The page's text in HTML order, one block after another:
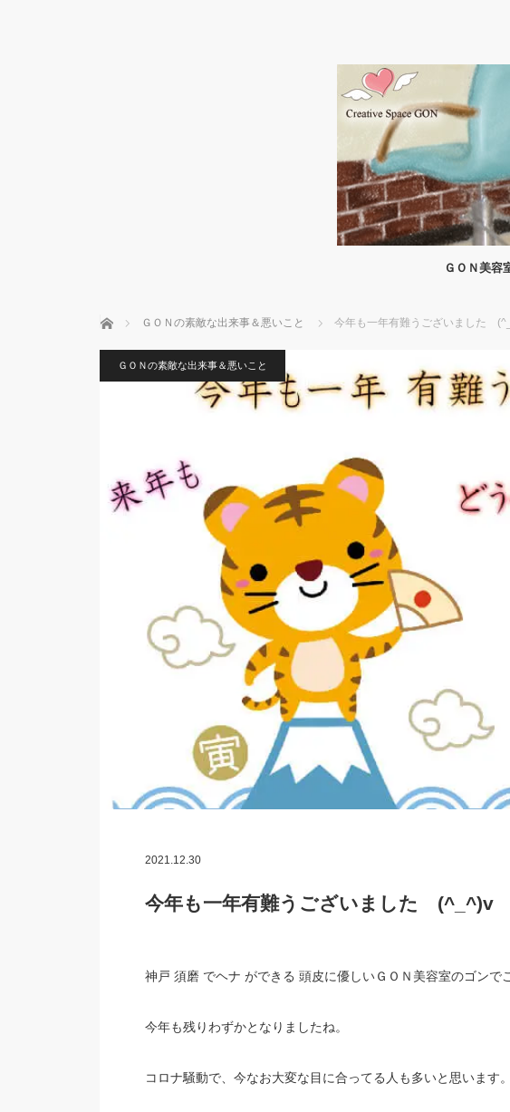
ＧＯＮ美容
ホーム ＧＯＮの素敵な出来事＆悪いこと 今年も一年有難うございました
ＧＯＮの素敵な出来事＆悪いこと
2021.12.30
今年も一年有難うございました (^_^)v
神戸 須磨 でヘナ ができる 頭皮に優しいＧＯＮ美容室のゴンで
今年も残りわずかとなりましたね。
コロナ騒動で、今なお大変な目に合ってる人も多いと思います。